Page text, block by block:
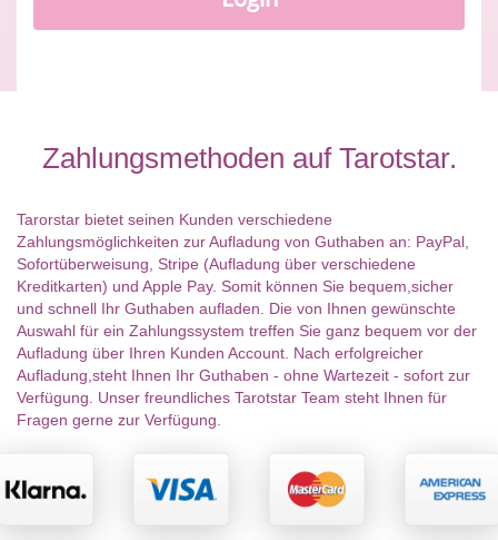
Zahlungsmethoden auf Tarotstar.
Tarorstar bietet seinen Kunden verschiedene
Zahlungsmöglichkeiten zur Aufladung von Guthaben an: PayPal,
Sofortüberweisung, Stripe (Aufladung über verschiedene
Kreditkarten) und Apple Pay. Somit können Sie bequem,sicher
und schnell Ihr Guthaben aufladen. Die von Ihnen gewünschte
Auswahl für ein Zahlungssystem treffen Sie ganz bequem vor der
Aufladung über Ihren Kunden Account. Nach erfolgreicher
Aufladung,steht Ihnen Ihr Guthaben - ohne Wartezeit - sofort zur
Verfügung. Unser freundliches Tarotstar Team steht Ihnen für
Fragen gerne zur Verfügung.